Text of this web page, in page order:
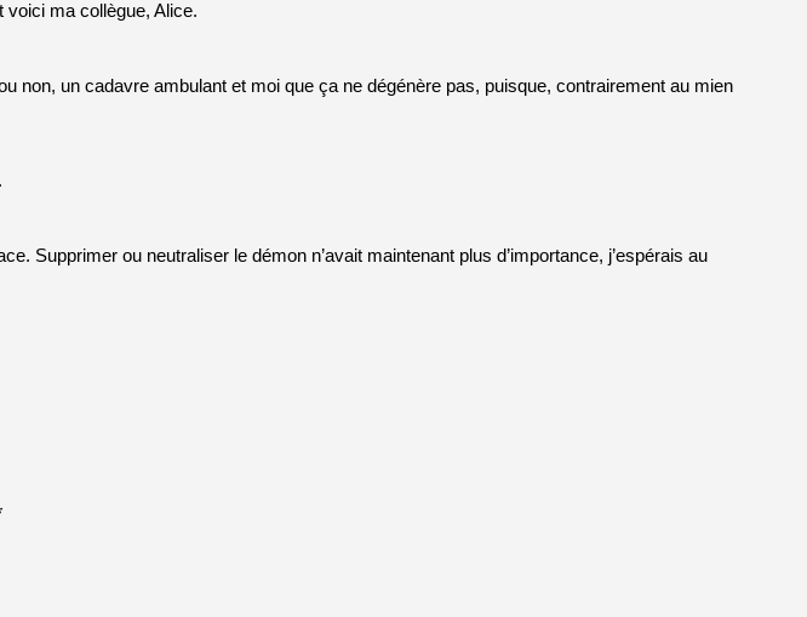
ma collègue, Alice.
non, un cadavre ambulant et moi que ça ne dégénère pas, puisque, contrairement au mien
Supprimer ou neutraliser le démon n’avait maintenant plus d’importance, j’espérais au